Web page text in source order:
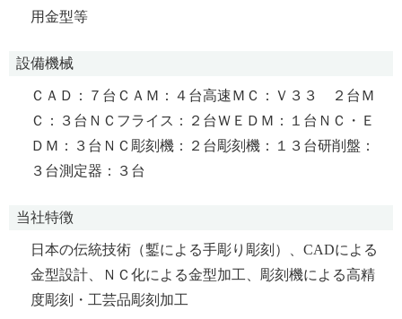
用金型等
設備機械
ＣＡＤ：７台ＣＡＭ：４台高速ＭＣ：Ｖ３３ ２台Ｍ
Ｃ：３台ＮＣフライス：２台ＷＥＤＭ：１台ＮＣ・Ｅ
ＤＭ：３台ＮＣ彫刻機：２台彫刻機：１３台研削盤：
３台測定器：３台
当社特徴
日本の伝統技術（鏨による手彫り彫刻）、CADによる
金型設計、ＮＣ化による金型加工、彫刻機による高精
度彫刻・工芸品彫刻加工